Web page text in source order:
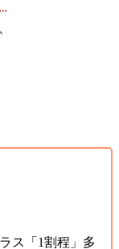
ス「1割程」多